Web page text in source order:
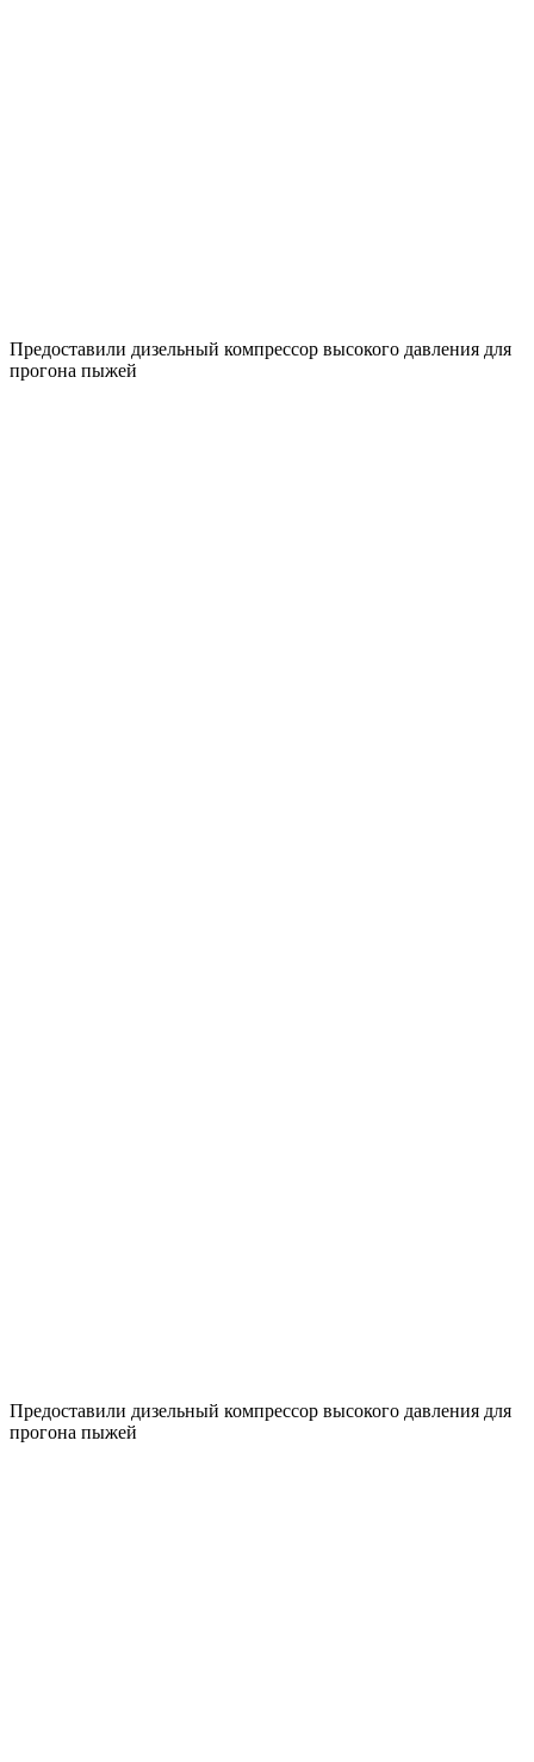
Предоставили дизельный компрессор высокого давления для
прогона пыжей
Предоставили дизельный компрессор высокого давления для
прогона пыжей